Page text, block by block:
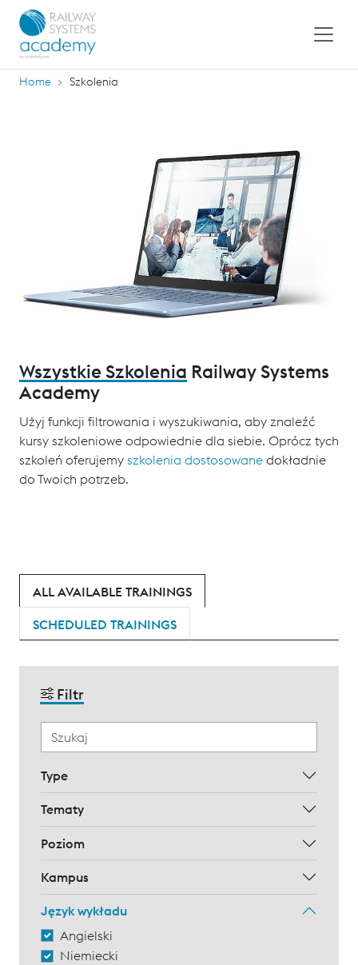
Home Szkolenia
Wszystkie Szkolenia Railway Systems
Academy
Użyj funkcji filtrowania i wyszukiwania, aby znaleźć
kursy szkoleniowe odpowiednie dla siebie. Oprócz tych
szkoleń oferujemy szkolenia dostosowane dokładnie
do Twoich potrzeb.
ALL AVAILABLE TRAININGS
SCHEDULED TRAININGS
Filtr
Type
Tematy
Poziom
Kampus
Język wykładu
Angielski
Niemiecki